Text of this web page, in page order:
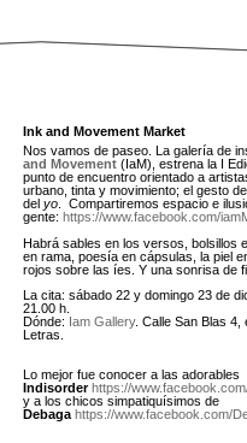
Ink and Movement Market
Nos vamos de paseo. La galería de
and Movement (IaM), estrena la I
punto de encuentro orientado a
urbano, tinta y movimiento; el gesto
del yo . Compartiremos espacio e
gente: https://www.facebook.com/
Habrá sables en los versos, bolsillos
en rama, poesía en cápsulas, la piel
rojos sobre las íes. Y una sonrisa de
La cita: sábado 22 y domingo 23 de
21.00 h.
Dónde: Iam Gallery. Calle San Blas 4,
Letras.
Lo mejor fue conocer a las adorables
Indisorder https://
y a los chicos simpatiquísimos de
Debaga https://www.facebook.com/